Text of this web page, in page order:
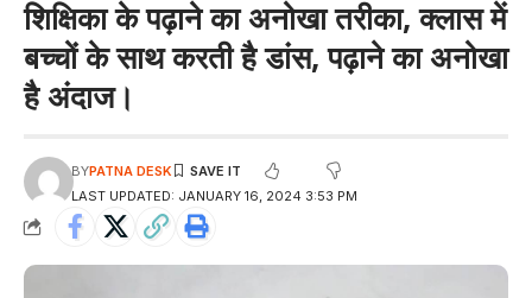
शिक्षिका के पढ़ाने का अनोखा तरीका, क्लास में
बच्चों के साथ करती है डांस, पढ़ाने का अनोखा
है अंदाज।
LAST UPDATED: JANUARY 16, 2024 3:53 PM
BYPATNA DESK